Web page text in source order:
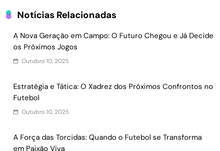
Notícias Relacionadas
A Nova Geração em Campo: O Futuro Chegou e Já Decide
os Próximos Jogos
Outubro 10, 2025
Estratégia e Tática: O Xadrez dos Próximos Confrontos no
Futebol
Outubro 10, 2025
A Força das Torcidas: Quando o Futebol se Transforma
em Paixão Viva